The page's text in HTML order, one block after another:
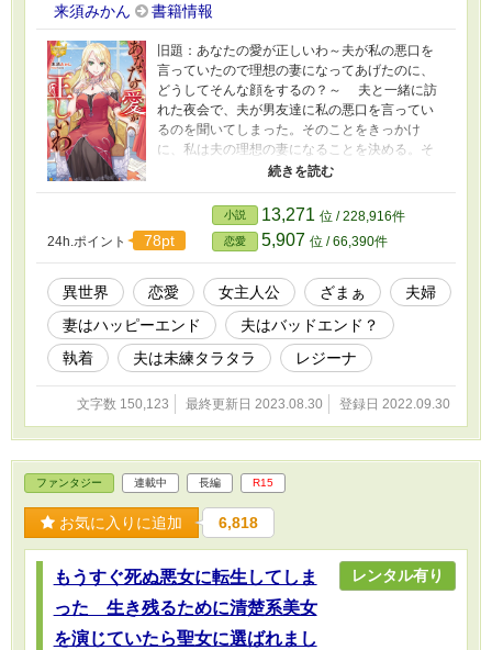
来須みかん 書籍情報
旧題：あなたの愛が正しいわ～夫が私の悪口を
言っていたので理想の妻になってあげたのに、
どうしてそんな顔をするの？～ 夫と一緒に訪
れた夜会で、夫が男友達に私の悪口を言ってい
るのを聞いてしまった。そのことをきっかけ
に、私は夫の理想の妻になることを決める。そ
れまで夫を心の底から愛して尽くしていたけ
まとうのをやめた私は、生まれ変わったように
清々しい気分になっていた。 一方、夫は妻の
変化に戸惑い、誤解があったことに気がつき、
自分の今までの酷い態度を謝ったが、妻は美し
い笑みを浮かべてこういった。 「いいえ、間違
っていたのは私のほう。あなたの愛が正しい
わ」
24h.ポイント 78pt
小説 13,271 位 / 228,916件
恋愛 5,907 位 / 66,390件
異世界 恋愛 女主人公 ざまぁ
夫婦
妻はハッピーエンド
夫はバッドエンド？
執着
夫は未練タラタラ レジーナ
文字数 150,123 最終更新日 2023.08.30 登録日 2022.09.30
ファンタジー 連載中 長編 R15
お気に入りに追加 6,818
もうすぐ死ぬ悪女に転生してしま
った 生き残るために清楚系美女
を演じていたら聖女に選ばれまし
レンタル有り